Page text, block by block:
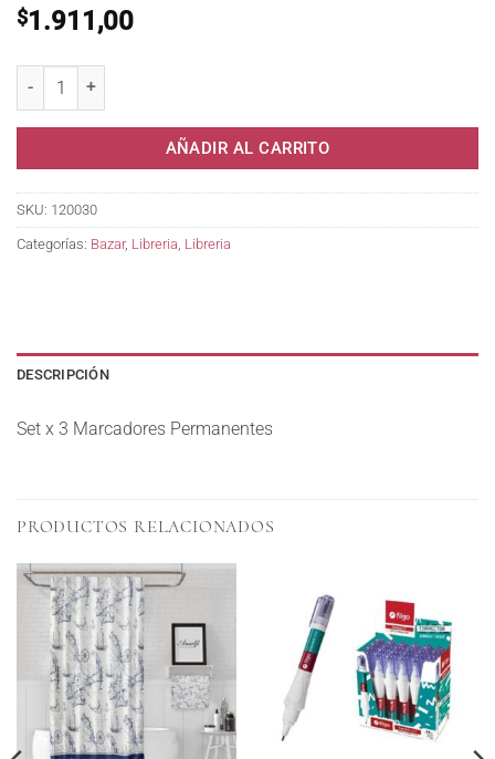
$1.911,00
AÑADIR AL CARRITO
SKU: 120030
Categorías: Bazar, Libreria, Libreria
DESCRIPCIÓN
Set x 3 Marcadores Permanentes
PRODUCTOS RELACIONADOS